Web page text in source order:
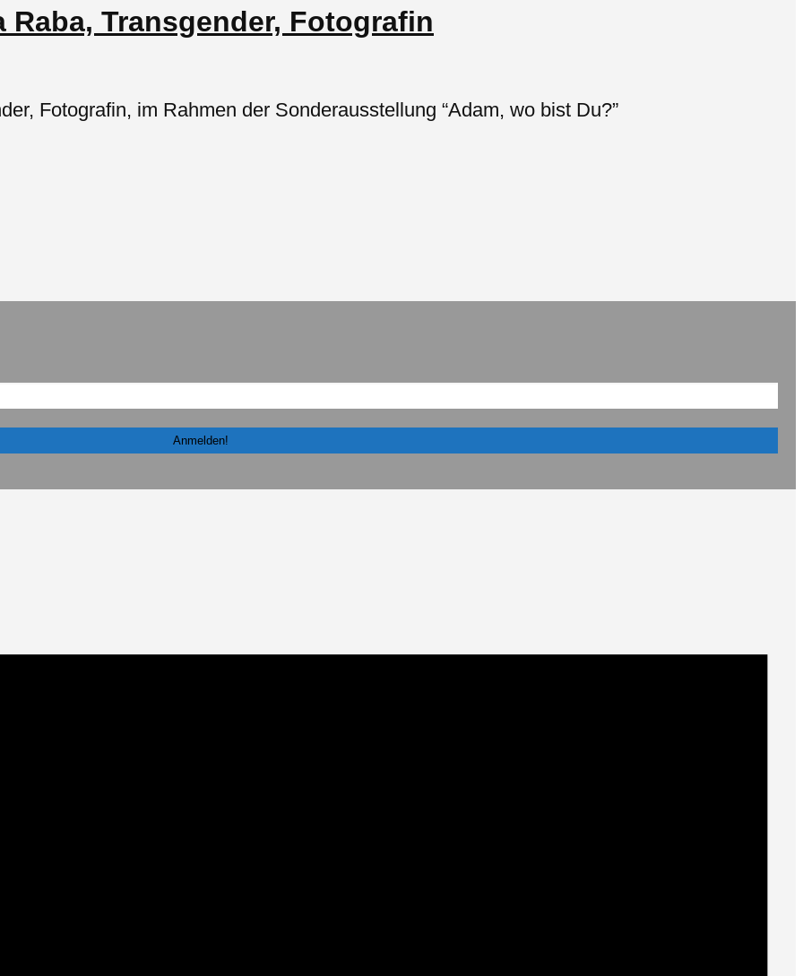
Transgender, Fotografin
Fotografin, im Rahmen der Sonderausstellung “Adam, wo bist Du?”